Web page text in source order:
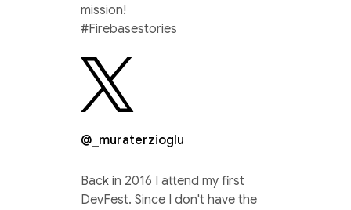
mission!
#Firebasestories
@_muraterzioglu
Back in 2016 I attend my first
DevFest. Since I don't have the